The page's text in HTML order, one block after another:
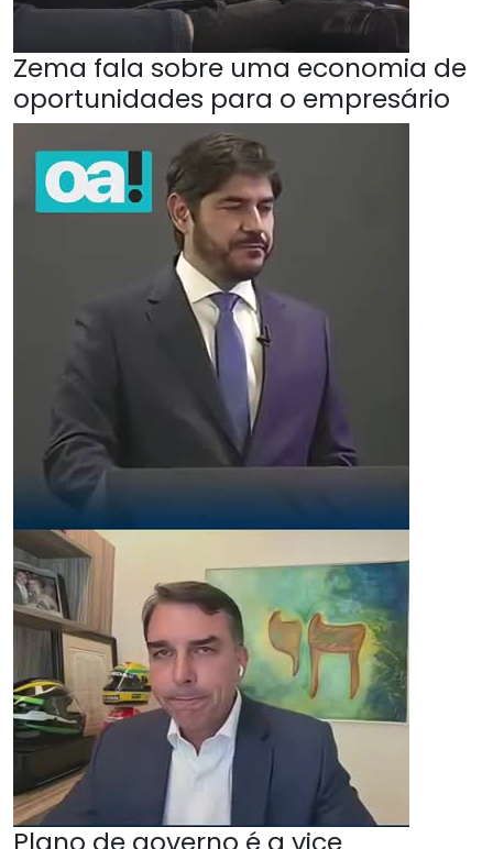
Zema fala sobre uma economia de
oportunidades para o empresário